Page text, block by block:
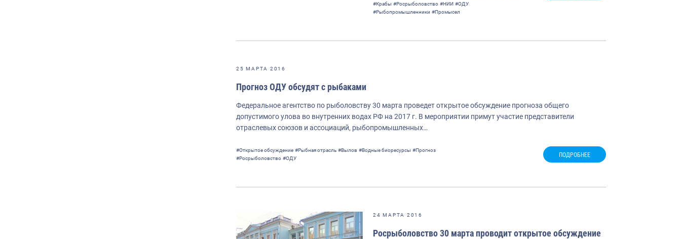
#Крабы #Росрыболовство #НИИ #ОДУ
#Рыбопромышленники #Промысел
25 МАРТА 2016
Прогноз ОДУ обсудят с рыбаками
Федеральное агентство по рыболовству 30 марта проведет открытое обсуждение прогноза общего
допустимого улова во внутренних водах РФ на 2017 г. В мероприятии примут участие представители
отраслевых союзов и ассоциаций, рыбопромышленных…
#Открытое обсуждение #Рыбная отрасль #Вылов #Водные биоресурсы #Прогноз
#Росрыболовство #ОДУ ПОДРОБНЕЕ
24 МАРТА 2016
Росрыболовство 30 марта проводит открытое обсуждение